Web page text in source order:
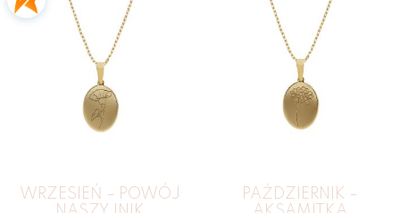
WRZESIEŃ – POWÓJ
PAŹDZIERNIK –